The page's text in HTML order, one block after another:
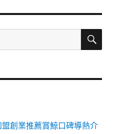
搜
創業推薦賞鯨口碑導熱介